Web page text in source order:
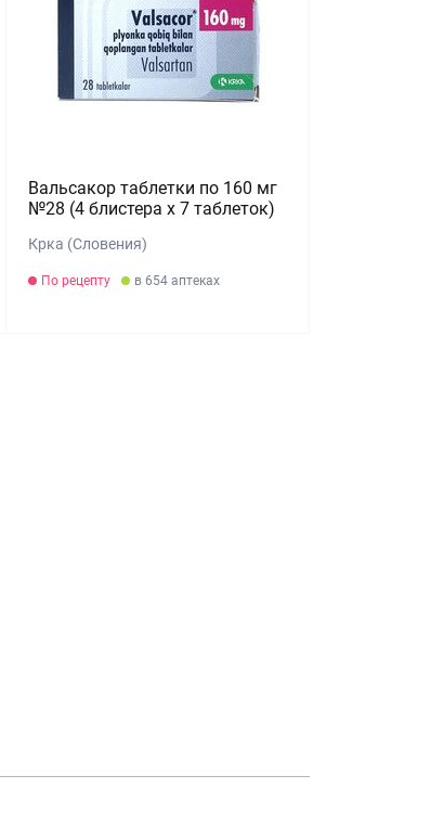
Вальсакор таблетки по 160 мг
№28 (4 блистера х 7 таблеток)
Крка (Словения)
По рецепту в 654 аптеках